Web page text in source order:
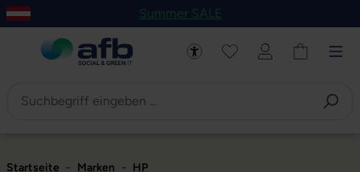
Hauptinhalt springen
Zur Navigation der B2B-Plattform springen
Summer SALE
Startseite - Marken - HP